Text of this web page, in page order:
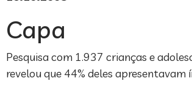
Capa
Pesquisa com 1.937 crianças e
revelou que 44% deles